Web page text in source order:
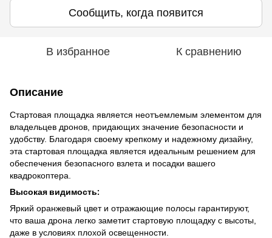
Сообщить, когда появится
В избранное К сравнению
Описание
Стартовая площадка является неотъемлемым элементом для
владельцев дронов, придающих значение безопасности и
удобству. Благодаря своему крепкому и надежному дизайну,
эта стартовая площадка является идеальным решением для
обеспечения безопасного взлета и посадки вашего
квадрокоптера.
Высокая видимость:
Яркий оранжевый цвет и отражающие полосы гарантируют,
что ваша дрона легко заметит стартовую площадку с высоты,
даже в условиях плохой освещенности.